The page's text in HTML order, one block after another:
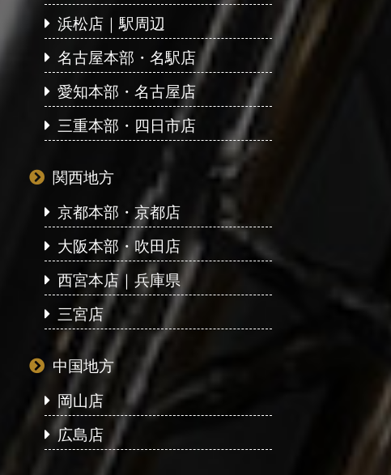
浜松店｜駅周辺
名古屋本部・名駅店
愛知本部・名古屋店
三重本部・四日市店
関西地方
京都本部・京都店
大阪本部・吹田店
西宮本店｜兵庫県
三宮店
中国地方
岡山店
広島店